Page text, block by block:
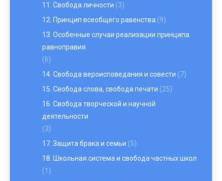
11. Свобода личности (3)
12. Принцип всеобщего равенства (9)
13. Особенные случаи реализации принципа
равноправия
(6)
14. Свобода вероисповедания и совести (7)
15. Свобода слова, свобода печати (25)
16. Свобода творческой и научной
деятельности
(3)
17. Защита брака и семьи (5)
18. Школьная система и свобода частных школ
(1)